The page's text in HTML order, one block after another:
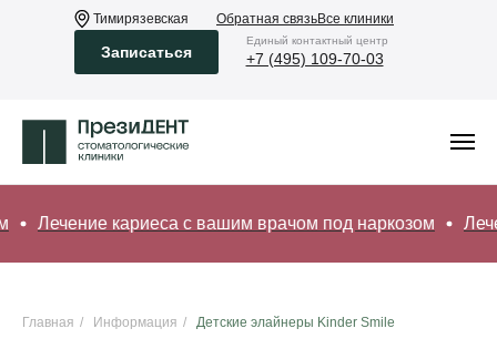
Обратная связьВсе клиники
Eдиный контактный центр
+7 (495) 109-70-03
Тимирязевская
Записаться
Лечение кариеса с вашим врачом под наркозом
Главная / Информация / Детские элайнеры Kinder Smile